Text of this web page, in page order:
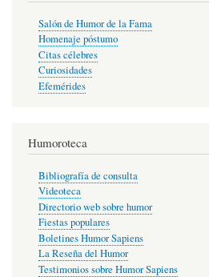
Salón de Humor de la Fama
Homenaje póstumo
Citas célebres
Curiosidades
Efemérides
Humoroteca
Bibliografía de consulta
Videoteca
Directorio web sobre humor
Fiestas populares
Boletines Humor Sapiens
La Reseña del Humor
Testimonios sobre Humor Sapiens